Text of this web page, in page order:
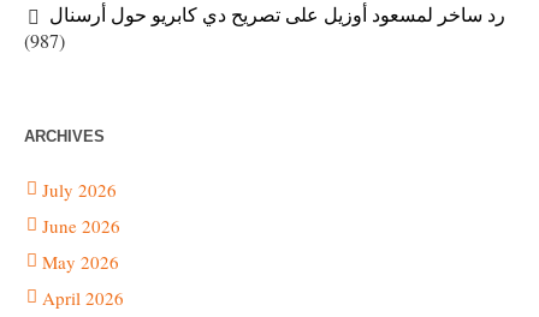
رد ساخر لمسعود أوزيل على تصريح دي كابريو حول أرسنال
(987)
ARCHIVES
July 2026
June 2026
May 2026
April 2026